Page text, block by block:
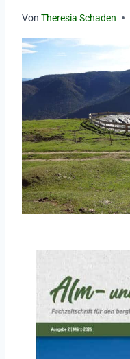
Von Theresia Schaden